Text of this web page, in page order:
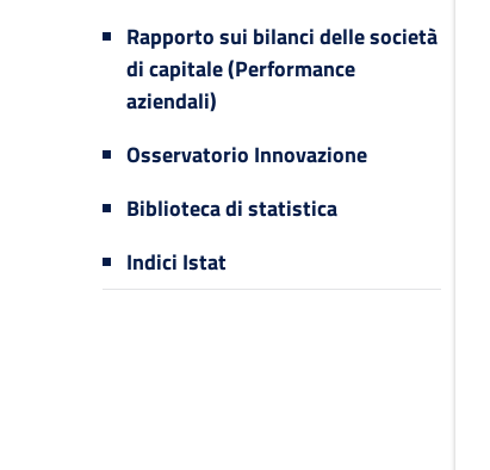
Rapporto sui bilanci delle società
di capitale (Performance
aziendali)
Osservatorio Innovazione
Biblioteca di statistica
Indici Istat